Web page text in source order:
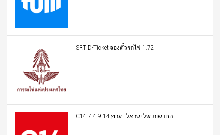
SRT D-Ticket จองตั๋วรถไฟ 1.72
C14 החדשות של ישראל | ערוץ 14 7.4.9